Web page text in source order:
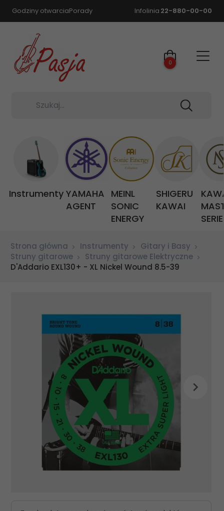
Godziny otwarciaPorady Infolinia 22-880-00-00
Szukaj...
0
Instrumenty YAMAHA
AGENT
MEINL
SONIC
ENERGY
SHIGERU
KAWAI
Strona główna Instrumenty
Gitary i Basy
Struny gitarowe
Struny gitarowe Elektryczne
D'Addario EXL130+ - XL Nickel Wound 8.5-39